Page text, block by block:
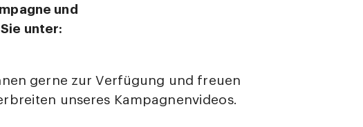
und
unter:
gerne zur Verfügung und freuen
unseres Kampagnenvideos.